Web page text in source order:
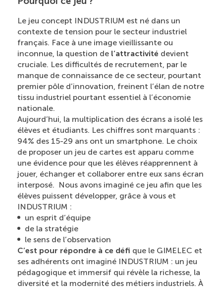
Le jeu concept INDUSTRIUM est né dans un
contexte de tension pour le secteur industriel
français. Face à une image vieillissante ou
inconnue, la question de l’attractivité devient
cruciale. Les difficultés de recrutement, par le
manque de connaissance de ce secteur, pourtant
premier pôle d’innovation, freinent l’élan de notre
tissu industriel pourtant essentiel à l’économie
nationale.
Aujourd’hui, la multiplication des écrans a isolé les
élèves et étudiants. Les chiffres sont marquants :
94% des 15-29 ans ont un smartphone. Le choix
de proposer un jeu de cartes est apparu comme
une évidence pour que les élèves réapprennent à
jouer, échanger et collaborer entre eux sans écran
interposé. Nous avons imaginé ce jeu afin que les
élèves puissent développer, grâce à vous et
INDUSTRIUM :
un esprit d’équipe
de la stratégie
le sens de l’observation
C’est pour répondre à ce défi que le GIMELEC et
ses adhérents ont imaginé INDUSTRIUM : un jeu
pédagogique et immersif qui révèle la richesse, la
diversité et la modernité des métiers industriels. À